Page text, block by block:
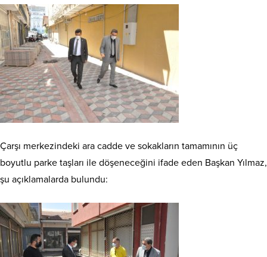
Çarşı merkezindeki ara cadde ve sokakların tamamının üç
boyutlu parke taşları ile döşeneceğini ifade eden Başkan Yılmaz,
şu açıklamalarda bulundu: